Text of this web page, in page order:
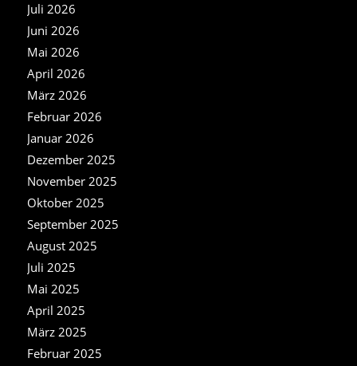
Juli 2026
Juni 2026
Mai 2026
April 2026
März 2026
Februar 2026
Januar 2026
Dezember 2025
November 2025
Oktober 2025
September 2025
August 2025
Juli 2025
Mai 2025
April 2025
März 2025
Februar 2025